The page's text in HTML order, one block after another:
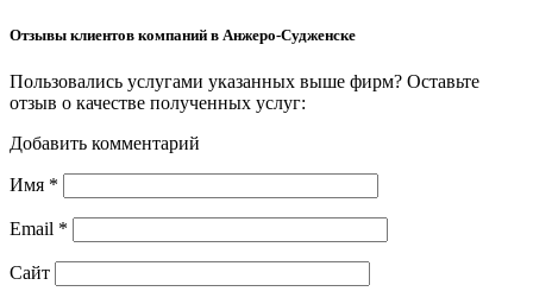
Отзывы клиентов компаний в Анжеро-Судженске
Пользовались услугами указанных выше фирм? Оставьте
отзыв о качестве полученных услуг:
Добавить комментарий
Имя *
Email *
Сайт